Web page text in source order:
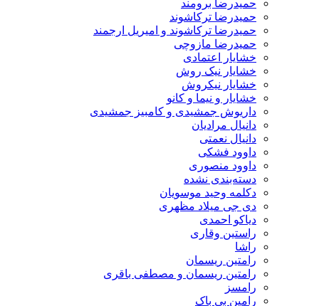
حمیدرضا برومند
حمیدرضا ترکاشوند
حمیدرضا ترکاشوند و امیریل ارجمند
حمیدرضا مازوچی
خشایار اعتمادی
خشایار نیک روش
خشایار نیکروش
خشایار و نیما و کانو
داریوش جمشیدی و کامبیز جمشیدی
دانیال مرادیان
دانیال نعمتی
داوود فشکی
داوود منصوری
دسته‌بندی نشده
دکلمه وحید موسویان
دی جی میلاد مظهری
دیاکو احمدی
راستین وقاری
راشا
رامتین ریسمان
رامتین ریسمان و مصطفی باقری
رامسز
رامین بی باک